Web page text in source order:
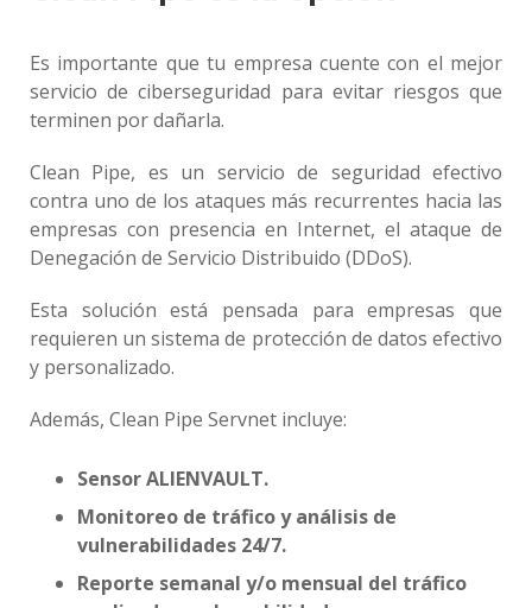
Es importante que tu empresa cuente con el mejor
servicio de ciberseguridad para evitar riesgos que
terminen por dañarla.
Clean Pipe, es un servicio de seguridad efectivo
contra uno de los ataques más recurrentes hacia las
empresas con presencia en Internet, el ataque de
Denegación de Servicio Distribuido (DDoS).
Esta solución está pensada para empresas que
requieren un sistema de protección de datos efectivo
y personalizado.
Además, Clean Pipe Servnet incluye:
Sensor ALIENVAULT.
Monitoreo de tráfico y análisis de
vulnerabilidades 24/7.
Reporte semanal y/o mensual del tráfico